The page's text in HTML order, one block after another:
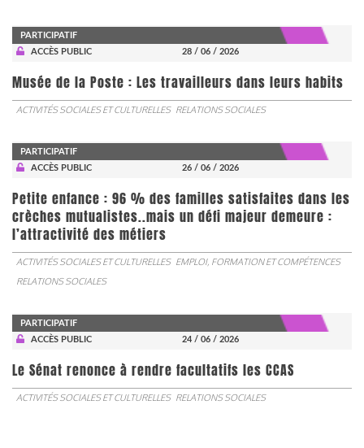
PARTICIPATIF
ACCÈS PUBLIC
28 / 06 / 2026
Musée de la Poste : Les travailleurs dans leurs habits
ACTIVITÉS SOCIALES ET CULTURELLES RELATIONS SOCIALES
PARTICIPATIF
ACCÈS PUBLIC
26 / 06 / 2026
Petite enfance : 96 % des familles satisfaites dans les
crèches mutualistes..mais un défi majeur demeure :
l’attractivité des métiers
ACTIVITÉS SOCIALES ET CULTURELLES EMPLOI, FORMATION ET COMPÉTENCES
RELATIONS SOCIALES
PARTICIPATIF
ACCÈS PUBLIC
24 / 06 / 2026
Le Sénat renonce à rendre facultatifs les CCAS
ACTIVITÉS SOCIALES ET CULTURELLES RELATIONS SOCIALES